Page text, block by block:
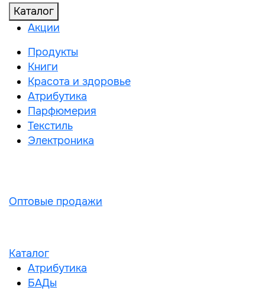
Каталог
Акции
Продукты
Книги
Красота и здоровье
Атрибутика
Парфюмерия
Текстиль
Электроника
Оптовые продажи
Каталог
Атрибутика
БАДы